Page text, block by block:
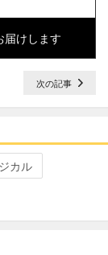
けします
次の記事
カル